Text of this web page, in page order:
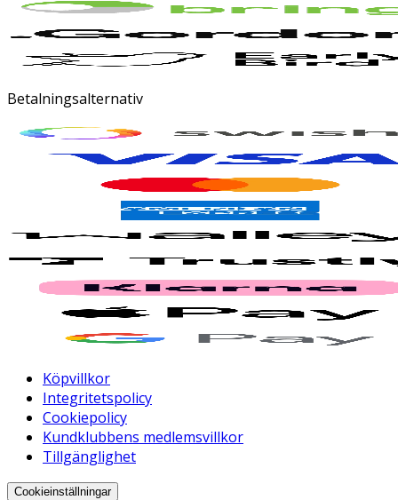
Betalningsalternativ
Köpvillkor
Integritetspolicy
Cookiepolicy
Kundklubbens medlemsvillkor
Tillgänglighet
Cookieinställningar